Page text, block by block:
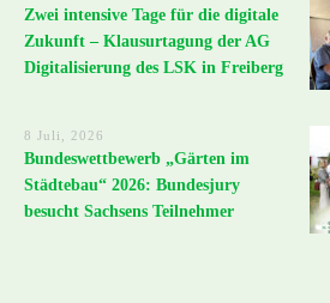
Zwei intensive Tage für die digitale
Zukunft – Klausurtagung der AG
Digitalisierung des LSK in Freiberg
8 Juli, 2026
Bundeswettbewerb „Gärten im
Städtebau“ 2026: Bundesjury
besucht Sachsens Teilnehmer